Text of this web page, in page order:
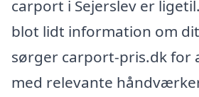
carport i Sejerslev er
blot lidt information om
sørger carport-pris.dk for
med relevante